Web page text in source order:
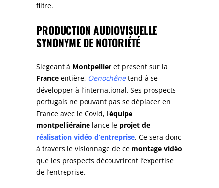
filtre.
PRODUCTION AUDIOVISUELLE
SYNONYME DE NOTORIÉTÉ
Siégeant à Montpellier et présent sur la
France entière, Oenochênetend à se
développer à l’international. Ses prospects
portugais ne pouvant pas se déplacer en
France avec le Covid, l’équipe
montpelliéraine lance le projet de
réalisation vidéo d’entreprise. Ce sera donc
à travers le visionnage de ce montage vidéo
que les prospects découvriront l’expertise
de l’entreprise.